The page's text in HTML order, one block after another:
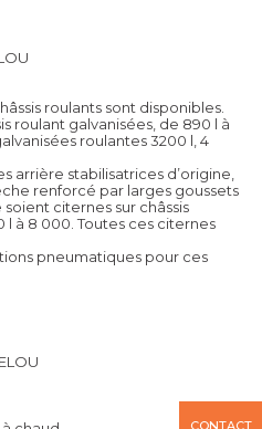
roulants sont disponibles.
roulant galvanisées, de 890 l à
roulantes 3200 l, 4
arrière stabilisatrices d’origine,
renforcé par larges goussets
citernes sur châssis
à 8 000. Toutes ces citernes
pneumatiques pour ces
CONTACT